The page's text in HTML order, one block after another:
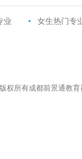
业 • 女生热门专
版权所有成都前景通教